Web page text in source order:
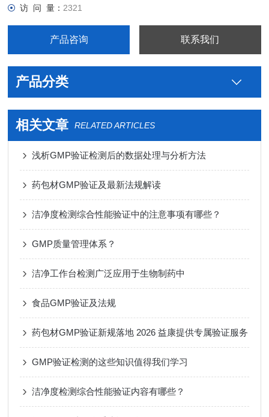
访 问 量： 2321
产品咨询 联系我们
产品分类
相关文章 RELATED ARTICLES
浅析GMP验证检测后的数据处理与分析方法
药包材GMP验证及最新法规解读
洁净度检测综合性能验证中的注意事项有哪些？
GMP质量管理体系？
洁净工作台检测广泛应用于生物制药中
食品GMP验证及法规
药包材GMP验证新规落地 2026 益康提供专属验证服务
GMP验证检测的这些知识值得我们学习
洁净度检测综合性能验证内容有哪些？